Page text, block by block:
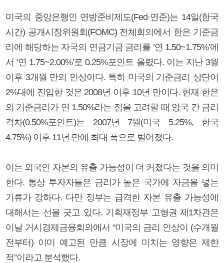
미국의 중앙은행인 연방준비제도(Fed·연준)는 14일(한국
시간) 공개시장위원회(FOMC) 전체회의에서 한은 기준금
리에 해당하는 자국의 연금기금 금리를 ‘연 1.50~1.75%’에
서 ‘연 1.75~2.00%’로 0.25%포인트 올렸다. 이는 지난 3월
이후 3개월 만의 인상이다. 특히 미국의 기준금리 상단이
2%대에 진입한 것은 2008년 이후 10년 만이다. 현재 한은
의 기준금리가 연 1.50%라는 점을 고려할 때 양국 간 금리
격차(0.50%포인트)는 2007년 7월(미국 5.25%, 한국
4.75%) 이후 11년 만에 최대 폭으로 벌어졌다.
이는 외국인 자본의 유출 가능성이 더 커졌다는 것을 의미
한다. 통상 투자자들은 금리가 높은 국가에 자금을 넣는
기류가 강하다. 다만 정부는 급격한 자본 유출 가능성에
대해서는 선을 긋고 있다. 기획재정부 고형권 제1차관은
이날 거시경제금융회의에서 “미국의 금리 인상이 (수개월
전부터) 이미 예고된 만큼 시장에 미치는 영향은 제한
적”이라고 분석했다.